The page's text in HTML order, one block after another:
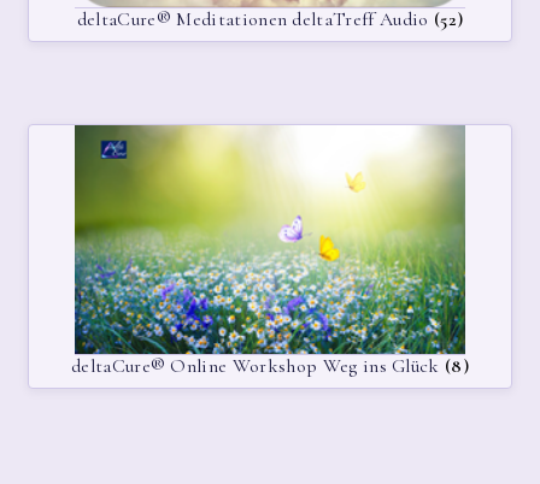
CART
CONTACT LAYOUT 2
DATENSCHUTZERKLÄRUNG
DELTACURE® SHOPPING
deltaCure® Meditationen deltaTreff Audio (52)
deltaCure® Online Workshop Weg ins Glück (8)